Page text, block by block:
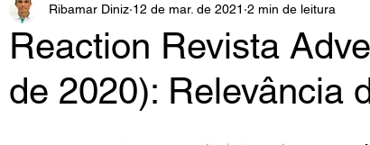
Reaction Revista
de 2020): Relevância
Ribamar Diniz 12 de mar. de 2021 2 min de leitura